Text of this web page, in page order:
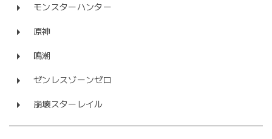
モンスターハンター
原神
鳴潮
ゼンレスゾーンゼロ
崩壊スターレイル